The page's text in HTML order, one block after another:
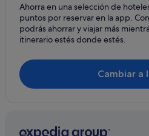
Campings de caravanas en
Distrito de Hauraki hoteles
Motunui hoteles
Ahorra en una selección de
puntos por reservar en la app.
podrás ahorrar y viajar más
itinerario estés donde estés.
Cambiar a